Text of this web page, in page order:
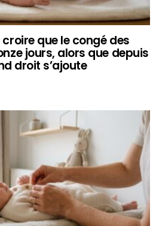
que le congé des
jours, alors que depuis
droit s’ajoute